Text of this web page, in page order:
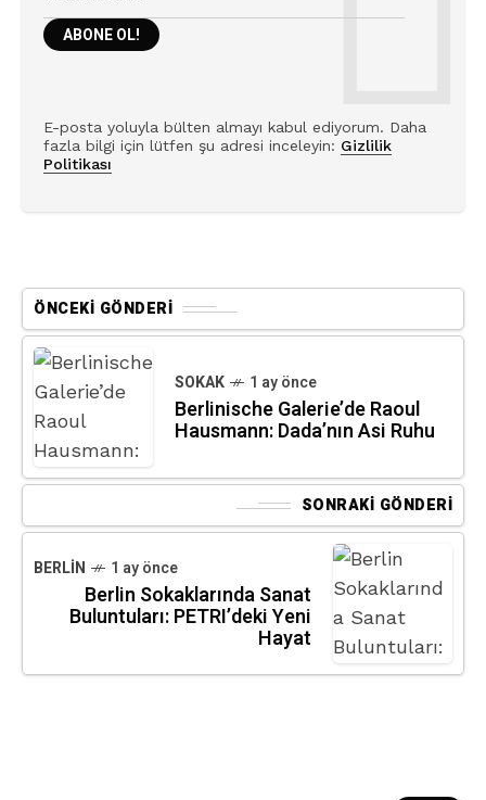
E-posta yoluyla bülten almayı kabul ediyorum. Daha
fazla bilgi için lütfen şu adresi inceleyin: Gizlilik
Politikası
ÖNCEKI GÖNDERI
SOKAK 1 ay önce
Berlinische Galerie’de Raoul
Hausmann: Dada’nın Asi Ruhu
SONRAKI GÖNDERI
BERLIN 1 ay önce
Berlin Sokaklarında Sanat
Buluntuları: PETRI’deki Yeni
Hayat